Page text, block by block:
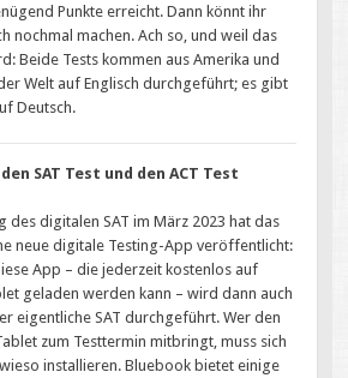
Punkte erreicht. Dann könnt ihr
nochmal machen. Ach so, und weil das
Beide Tests kommen aus Amerika und
Welt auf Englisch durchgeführt; es gibt
Deutsch.
SAT Test und den ACT Test
des digitalen SAT im März 2023 hat das
neue digitale Testing-App veröffentlicht:
App – die jederzeit kostenlos auf
geladen werden kann – wird dann auch
eigentliche SAT durchgeführt. Wer den
zum Testtermin mitbringt, muss sich
installieren. Bluebook bietet einige